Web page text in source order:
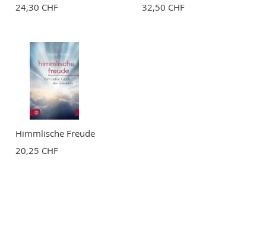
24,30 CHF
32,50 CHF
Himmlische Freude
20,25 CHF